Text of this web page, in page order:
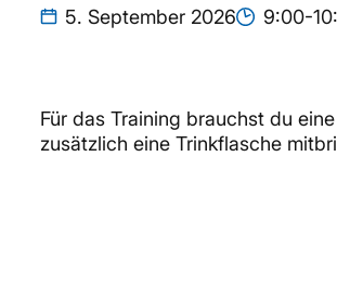
5. September 2026 9:00-
Für das Training brauchst du
zusätzlich eine Trinkflasche